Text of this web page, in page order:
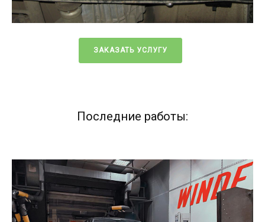
ЗАКАЗАТЬ УСЛУГУ
Последние работы: